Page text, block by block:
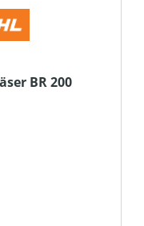
BR 200